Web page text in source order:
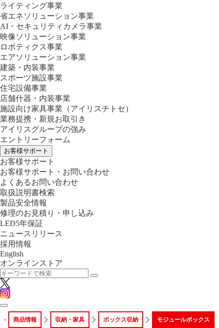
ライティング事業
省エネソリューション事業
AI・セキュリティカメラ事業
映像ソリューション事業
ロボティクス事業
エアソリューション事業
建築・内装事業
スポーツ施設事業
住宅設備事業
店舗什器・内装事業
施設向け家具事業 （アイリスチトセ）
業務提携・新規お取引き
アイリスグループの強み
エントリーフォーム
お客様サポート
お客様サポート
お客様サポート・お問い合わせ
よくあるお問い合わせ
取扱説明書検索
製品安全情報
修理のお見積り・申し込み
LED5年保証
ニュースリリース
採用情報
English
オンラインストア
商品情報 収納・家具 ボックス収納 モジュールボックス